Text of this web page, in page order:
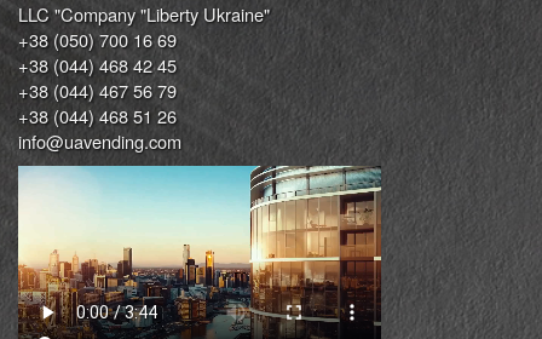
LLC "Company "Liberty Ukraine"
+38 (050) 700 16 69
+38 (044) 468 42 45
+38 (044) 467 56 79
+38 (044) 468 51 26
info@uavending.com